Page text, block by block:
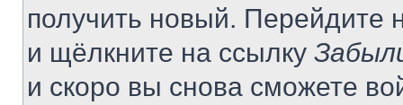
получить новый. Перейдите
и щёлкните на ссылку
и скоро вы снова сможете